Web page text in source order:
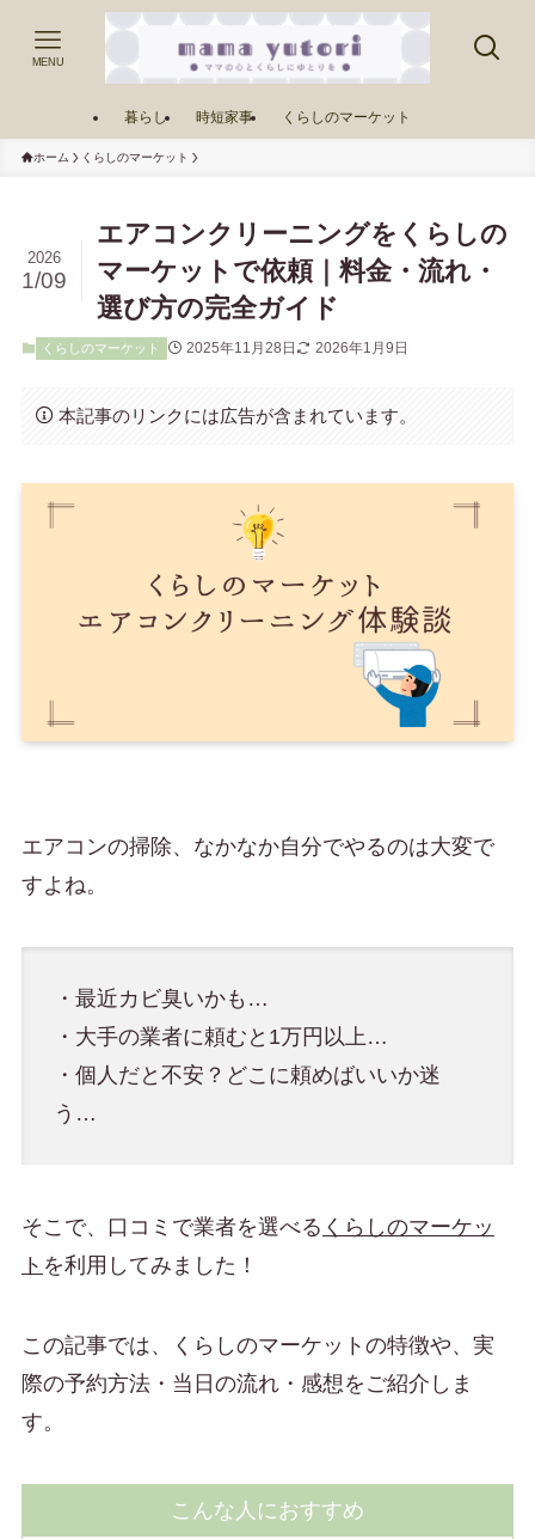
MENU
暮らし 時短家事 くらしのマーケット
ホーム くらしのマーケット
エアコンクリーニングをくらしの
マーケットで依頼｜料金・流れ・
選び方の完全ガイド
2026
1/09
くらしのマーケット 2025年11月28日 2026年1月9日
本記事のリンクには広告が含まれています。
エアコンの掃除、なかなか自分でやるのは大変で
すよね。
・最近カビ臭いかも…
・大手の業者に頼むと1万円以上…
・個人だと不安？どこに頼めばいいか迷
う…
そこで、口コミで業者を選べる くらしのマーケッ
ト を利用してみました！
この記事では、くらしのマーケットの特徴や、実
際の予約方法・当日の流れ・感想をご紹介しま
す。
こんな人におすすめ